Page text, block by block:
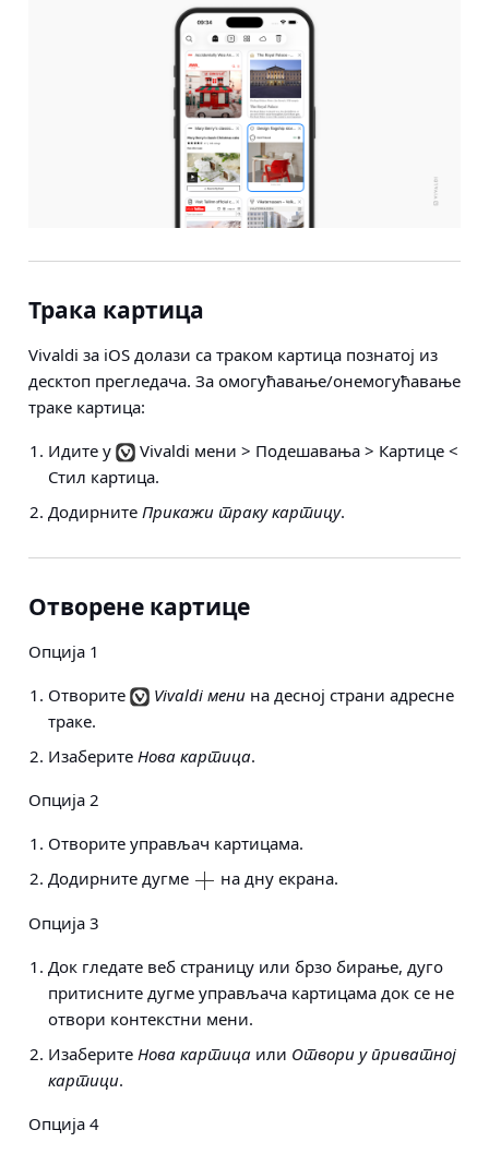
Трака картица
Vivaldi за iOS долази са траком картица познатој из
десктоп прегледача. За омогућавање/онемогућавање
траке картица:
Идите у
Vivaldi мени > Подешавања > Картице <
Стил картица.
Додирните Прикажи траку картицу.
Отворене картице
Опција 1
Отворите
Vivaldi мени на десној страни адресне
траке.
Изаберите Нова картица.
Опција 2
Отворите управљач картицама.
Додирните дугме
на дну екрана.
Опција 3
Док гледате веб страницу или брзо бирање, дуго
притисните дугме управљача картицама док се не
отвори контекстни мени.
Изаберите Нова картица или Отвори у приватној
картици.
Опција 4